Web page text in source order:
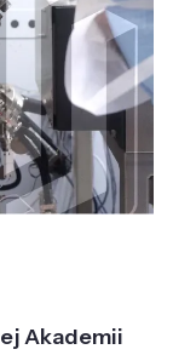
Akademii